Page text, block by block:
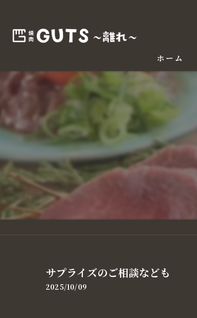
ホーム
サプライズのご相談なども
2025/10/09